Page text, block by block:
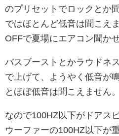
のプリセットでロックとか
ではほとんど低音は聞こえ
OFFで夏場にエアコン聞か
バスブーストとかラウドネ
で上げて、ようやく低音が
とほぼ低音は聞こえません。
なので100HZ以下がドアス
ウーファーの100HZ以下が